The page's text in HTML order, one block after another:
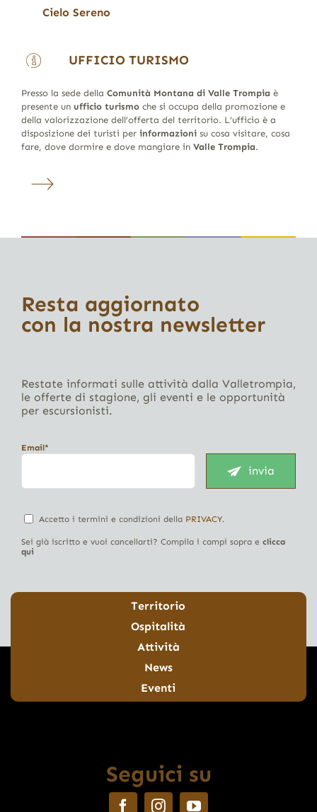
Cielo Sereno
UFFICIO TURISMO
Presso la sede della Comunità Montana di Valle Trompia è
presente un ufficio turismoche si occupa della promozione e
della valorizzazione dell’offerta del territorio. L’ufficio è a
disposizione dei turisti per informazionisu cosa visitare, cosa
fare, dove dormire e dove mangiare in Valle Trompia.
Resta aggiornato
con la nostra newsletter
Restate informati sulle attività dalla Valletrompia,
le offerte di stagione, gli eventi e le opportunità
per escursionisti.
Email*
invia
Accetto i termini e condizioni della PRIVACY.
Sei già iscritto e vuoi cancellarti? Compila i campi sopra e clicca
qui
Territorio
Ospitalità
Attività
News
Eventi
Seguici su